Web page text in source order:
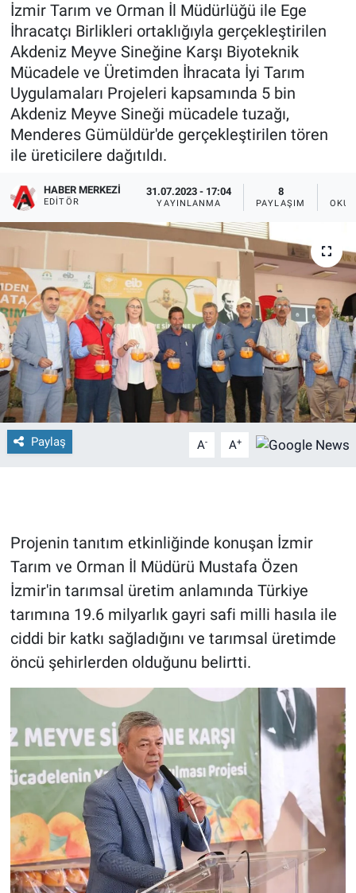
İzmir Tarım ve Orman İl Müdürlüğü ile Ege
İhracatçı Birlikleri ortaklığıyla gerçekleştirilen
Akdeniz Meyve Sineğine Karşı Biyoteknik
Mücadele ve Üretimden İhracata İyi Tarım
Uygulamaları Projeleri kapsamında 5 bin
Akdeniz Meyve Sineği mücadele tuzağı,
Menderes Gümüldür'de gerçekleştirilen tören
ile üreticilere dağıtıldı.
HABER MERKEZI
EDITÖR
31.07.2023 - 17:04
YAYINLANMA
8
PAYLAŞIM
Paylaş A- A+
Projenin tanıtım etkinliğinde konuşan İzmir
Tarım ve Orman İl Müdürü Mustafa Özen
İzmir'in tarımsal üretim anlamında Türkiye
tarımına 19.6 milyarlık gayri safi milli hasıla ile
ciddi bir katkı sağladığını ve tarımsal üretimde
öncü şehirlerden olduğunu belirtti.